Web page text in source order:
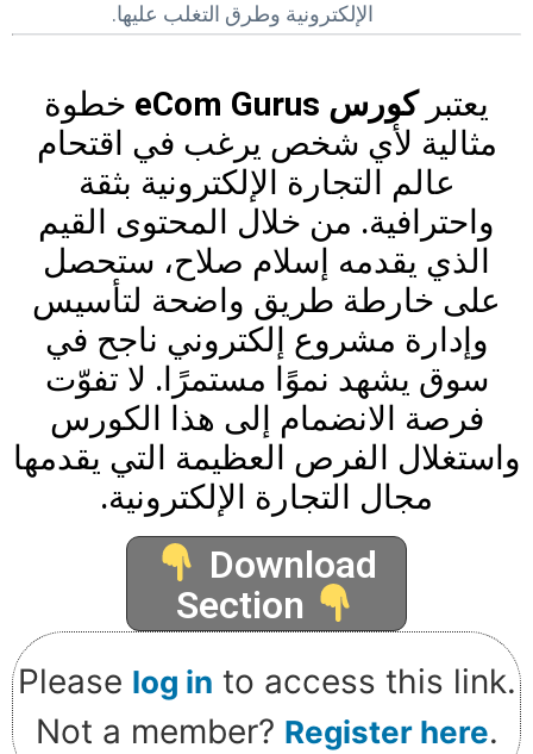
الإلكترونية وطرق التغلب عليها.
يعتبركورس eCom Gurus
خطوة
مثالية لأي شخص يرغب في اقتحام
عالم التجارة الإلكترونية بثقة
واحترافية. من خلال المحتوى القيم
الذي يقدمه إسلام صلاح، ستحصل
على خارطة طريق واضحة لتأسيس
وإدارة مشروع إلكتروني ناجح في
سوق يشهد نموًا مستمرًا. لا تفوّت
فرصة الانضمام إلى هذا الكورس
واستغلال الفرص العظيمة التي يقدمها
مجال التجارة الإلكترونية.
Download
Section
Please log in to access this link.
Not a member? Register here.